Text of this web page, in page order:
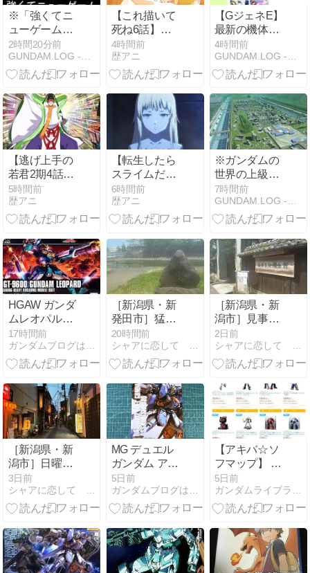
※「強くてニ
ューゲーム」
なハサウェイ
がやりそうな
事は？
2時間20分前
【これ描いて
死ね6話】漫
画家と編集者
の10年間に反
響「創作のリ
4時間前
歴アニ
【GジェネE】
最新の機体テ
ィア表作った
ぞ！
4時間前
【逃げ上手の
若君2期4話】
実写演出連発
に賛否「作画
は綺麗なの
5時間前
歴アニ
【転生したら
スライムだっ
た件4期17
話】ギィまで
登場して大混
で終わるのか
よ」「スーパ
ー悪魔大戦く
る？」と視聴
者騒然
6時間前
歴アニ
※ガンダムの
世界の上級国
民はなぜ地球
に執着するの
か
7時間前
HGAW ガンダ
ムレオパルド
レビュー
17時間前
［新潟県・新
発田市］猛将
が持ち堪えた
城「新発田
城」
20時間前
［新潟県・新
潟市］見事な
調和「北方文
化博物館」
2日前
［新潟県・新
潟市］日曜の
戦場は非情
さ！
3日前
MG デュエル
ガンダム アサ
ルトシュラウ
ドのパッケー
ジ・ランナー
5日前
【アキバ☆ソ
フマップ】 マ
クロス、コン
バトラーV、
ガンダム バン
ーズ商品の予
約販売 2026年
8月
5日前